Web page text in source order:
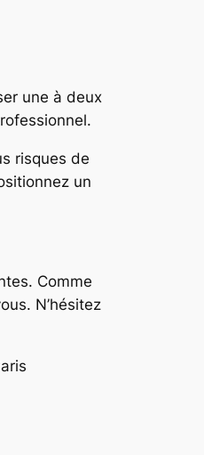
une à deux
risques de
un
Comme
N’hésitez